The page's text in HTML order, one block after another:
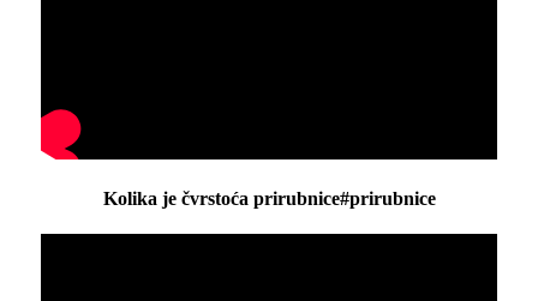
Kolika je čvrstoća prirubnice#prirubnice